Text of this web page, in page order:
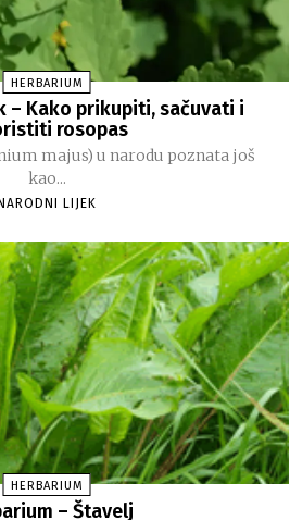
HERBARIUM
– Kako prikupiti, sačuvati i
rosopas
majus) u narodu poznata još
kao...
NARODNI LIJEK
HERBARIUM
– Štavelj